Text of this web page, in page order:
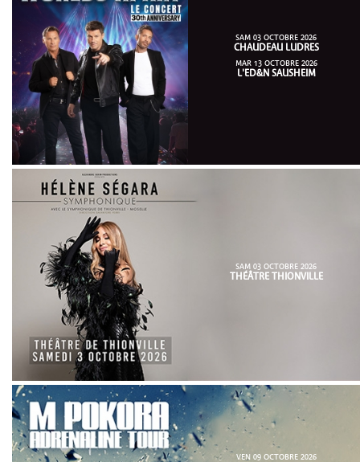
SAM 03 OCTOBRE 2026
CHAUDEAU LUDRES
MAR 13 OCTOBRE 2026
L'ED&N SAUSHEIM
SAM 03 OCTOBRE 2026
THÉÂTRE THIONVILLE
VEN 09 OCTOBRE 2026